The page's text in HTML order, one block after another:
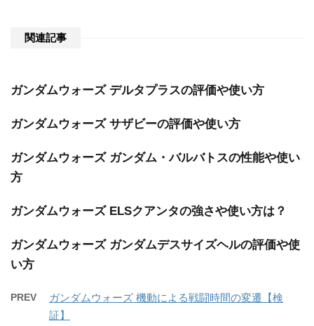
関連記事
ガンダムウォーズ デルタプラスの評価や使い方
ガンダムウォーズ サザビーの評価や使い方
ガンダムウォーズ ガンダム・バルバトスの性能や使い
方
ガンダムウォーズ ELSクアンタの強さや使い方は？
ガンダムウォーズ ガンダムデスサイズヘルの評価や使
い方
PREV
ガンダムウォーズ 機動による戦闘時間の変遷【検
証】